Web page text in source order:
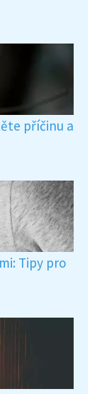
příčinu a
Tipy pro